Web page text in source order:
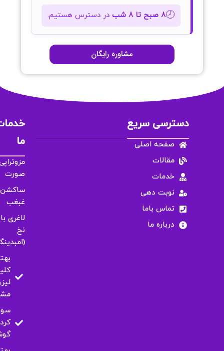
🕗۸ صبح تا ۸ شب در دسترس هستیم.
مشاوره رایگان
دسترسی سریع
صفحه اصلی
مقالات
خدمات
نوبت دهی
تماس باما
درباره ما
ما
صورت
ساکشن
غبغب
لاغری با
نخ